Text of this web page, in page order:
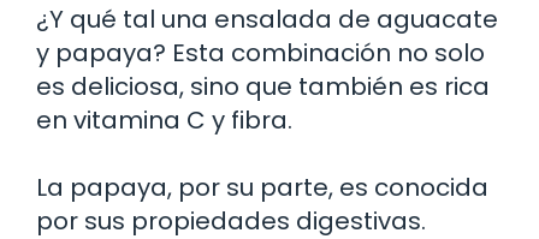
¿Y qué tal una ensalada de aguacate
y papaya? Esta combinación no solo
es deliciosa, sino que también es rica
en vitamina C y fibra.
La papaya, por su parte, es conocida
por sus propiedades digestivas.